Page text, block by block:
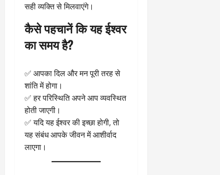
सही व्यक्ति से मिलवाएंगे।
कैसे पहचानें कि यह ईश्वर
का समय है?
✅ आपका दिल और मन पूरी तरह से
शांति में होगा।
✅ हर परिस्थिति अपने आप व्यवस्थित
होती जाएगी।
✅ यदि यह ईश्वर की इच्छा होगी, तो
यह संबंध आपके जीवन में आशीर्वाद
लाएगा।